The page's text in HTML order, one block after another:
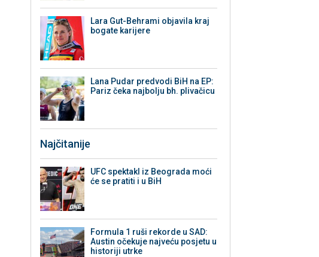
Lara Gut-Behrami objavila kraj
bogate karijere
Lana Pudar predvodi BiH na EP:
Pariz čeka najbolju bh. plivačicu
Najčitanije
UFC spektakl iz Beograda moći
će se pratiti i u BiH
Formula 1 ruši rekorde u SAD:
Austin očekuje najveću posjetu u
historiji utrke